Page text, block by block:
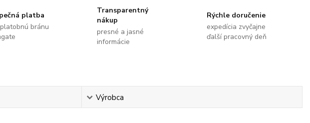
platba
bránu
Transparentný
nákup
presné a jasné
informácie
Rýchle doručenie
expedícia zvyčajne
ďalší pracovný deň
Výrobca